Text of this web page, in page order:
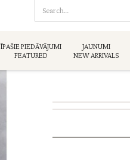
ĪPAŠIE PIEDĀVĀJUMI
FEATURED
JAUNUMI
NEW ARRIVALS